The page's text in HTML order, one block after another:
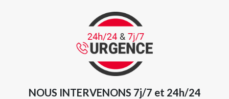
NOUS INTERVENONS 7j/7 et 24h/24